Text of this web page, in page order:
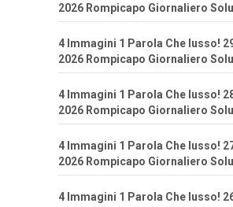
2026 Rompicapo Giornaliero
4 Immagini 1 Parola Che lusso!
2026 Rompicapo Giornaliero
4 Immagini 1 Parola Che lusso!
2026 Rompicapo Giornaliero
4 Immagini 1 Parola Che lusso!
2026 Rompicapo Giornaliero
4 Immagini 1 Parola Che lusso!